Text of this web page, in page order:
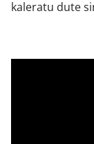
kaleratu dute